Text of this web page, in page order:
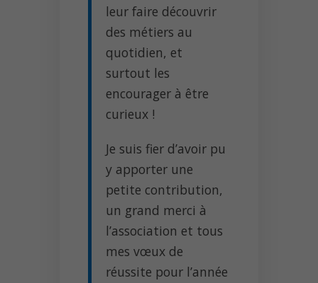
leur faire découvrir
des métiers au
quotidien, et
surtout les
encourager à être
curieux !
Je suis fier d’avoir pu
y apporter une
petite contribution,
un grand merci à
l’association et tous
mes vœux de
réussite pour l’année